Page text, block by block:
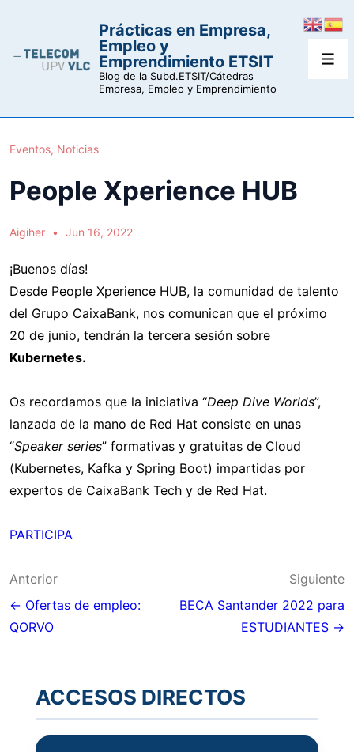
Prácticas en Empresa,
Empleo y
Emprendimiento ETSIT
Blog de la Subd.ETSIT/Cátedras
Empresa, Empleo y Emprendimiento
Eventos, Noticias
People Xperience HUB
Aigiher Jun 16, 2022
¡Buenos días!
Desde People Xperience HUB, la comunidad de talento
del Grupo CaixaBank, nos comunican que el próximo
20 de junio, tendrán la tercera sesión sobre
Kubernetes.
Os recordamos que la iniciativa “Deep Dive Worlds”,
lanzada de la mano de Red Hat consiste en unas
“Speaker series” formativas y gratuitas de Cloud
(Kubernetes, Kafka y Spring Boot) impartidas por
expertos de CaixaBank Tech y de Red Hat.
PARTICIPA
Navegación
de
entradas
Anterior
← Ofertas de empleo:
QORVO
Siguiente
BECA Santander 2022 para
ESTUDIANTES →
ACCESOS DIRECTOS